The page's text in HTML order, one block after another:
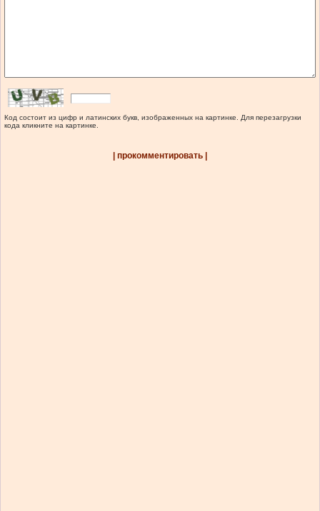
Код состоит из цифр и латинских букв, изображенных на картинке. Для перезагрузки
кода кликните на картинке.
| прокомментировать |